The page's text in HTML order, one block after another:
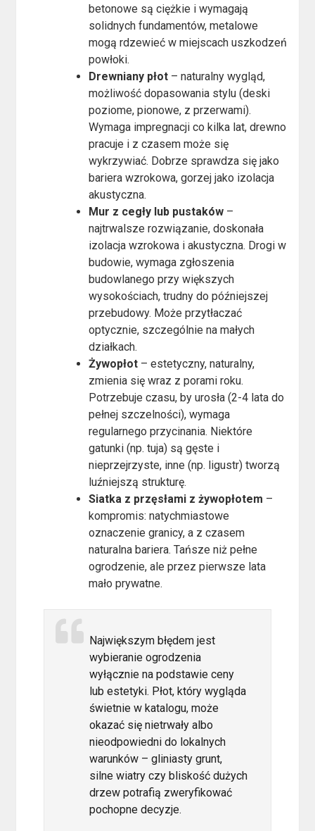
betonowe są ciężkie i wymagają
solidnych fundamentów, metalowe
mogą rdzewieć w miejscach uszkodzeń
powłoki.
Drewniany płot – naturalny wygląd,
możliwość dopasowania stylu (deski
poziome, pionowe, z przerwami).
Wymaga impregnacji co kilka lat, drewno
pracuje i z czasem może się
wykrzywiać. Dobrze sprawdza się jako
bariera wzrokowa, gorzej jako izolacja
akustyczna.
Mur z cegły lub pustaków –
najtrwalsze rozwiązanie, doskonała
izolacja wzrokowa i akustyczna. Drogi w
budowie, wymaga zgłoszenia
budowlanego przy większych
wysokościach, trudny do późniejszej
przebudowy. Może przytłaczać
optycznie, szczególnie na małych
działkach.
Żywopłot – estetyczny, naturalny,
zmienia się wraz z porami roku.
Potrzebuje czasu, by urosła (2-4 lata do
pełnej szczelności), wymaga
regularnego przycinania. Niektóre
gatunki (np. tuja) są gęste i
nieprzejrzyste, inne (np. ligustr) tworzą
luźniejszą strukturę.
Siatka z przęsłami z żywopłotem –
kompromis: natychmiastowe
oznaczenie granicy, a z czasem
naturalna bariera. Tańsze niż pełne
ogrodzenie, ale przez pierwsze lata
mało prywatne.
Największym błędem jest
wybieranie ogrodzenia
wyłącznie na podstawie ceny
lub estetyki. Płot, który wygląda
świetnie w katalogu, może
okazać się nietrwały albo
nieodpowiedni do lokalnych
warunków – gliniasty grunt,
silne wiatry czy bliskość dużych
drzew potrafią zweryfikować
pochopne decyzje.